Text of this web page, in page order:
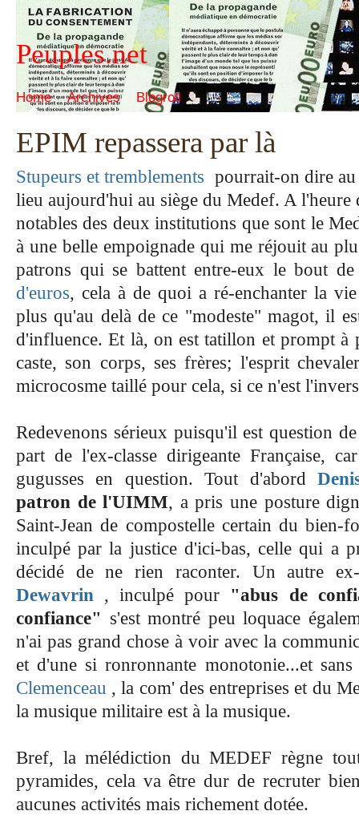
Peuples.net
Home Archives Blogroll
EPIM repassera par là
Stupeurs et tremblements pourrait-on dire
lieu aujourd'hui au siège du Medef. A l'heure
notables des deux institutions que sont le
à une belle empoignade qui me réjouit au
patrons qui se battent entre-eux le bout
d'euros, cela à de quoi a ré-enchanter la
plus qu'au delà de ce "modeste" magot, il
d'influence. Et là, on est tatillon et prompt à
caste, son corps, ses frères; l'esprit
microcosme taillé pour cela, si ce n'est
Redevenons sérieux puisqu'il est question
part de l'ex-classe dirigeante Française,
gugusses en question. Tout d'abord
patron de l'UIMM, a pris une posture
Saint-Jean de compostelle certain du bien-
inculpé par la justice d'ici-bas, celle qui a
décidé de ne rien raconter. Un autre
Dewavrin , inculpé pour "abus de
confiance" s'est montré peu loquace
n'ai pas grand chose à voir avec la
et d'une si ronronnante monotonie...et
Clemenceau , la com' des entreprises et du
la musique militaire est à la musique.
Bref, la mélédiction du MEDEF règne
pyramides, cela va être dur de recruter
aucunes activités mais richement dotée.